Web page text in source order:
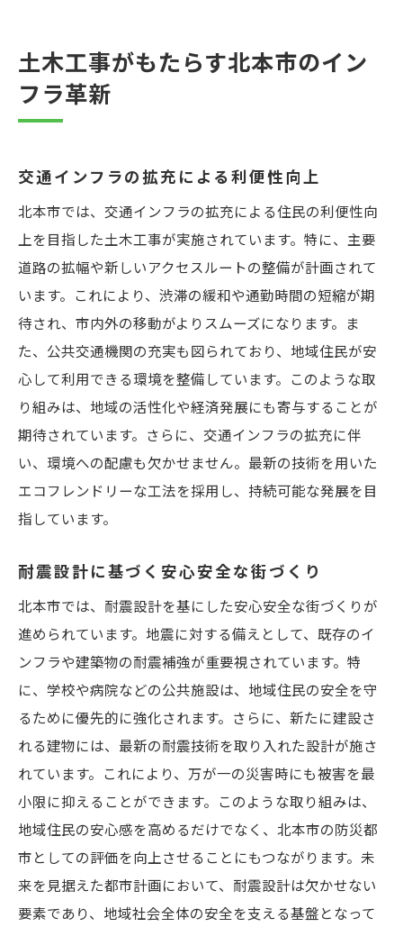
土木工事がもたらす北本市のイン
フラ革新
交通インフラの拡充による利便性向上
北本市では、交通インフラの拡充による住民の利便性向
上を目指した土木工事が実施されています。特に、主要
道路の拡幅や新しいアクセスルートの整備が計画されて
います。これにより、渋滞の緩和や通勤時間の短縮が期
待され、市内外の移動がよりスムーズになります。ま
た、公共交通機関の充実も図られており、地域住民が安
心して利用できる環境を整備しています。このような取
り組みは、地域の活性化や経済発展にも寄与することが
期待されています。さらに、交通インフラの拡充に伴
い、環境への配慮も欠かせません。最新の技術を用いた
エコフレンドリーな工法を採用し、持続可能な発展を目
指しています。
耐震設計に基づく安心安全な街づくり
北本市では、耐震設計を基にした安心安全な街づくりが
進められています。地震に対する備えとして、既存のイ
ンフラや建築物の耐震補強が重要視されています。特
に、学校や病院などの公共施設は、地域住民の安全を守
るために優先的に強化されます。さらに、新たに建設さ
れる建物には、最新の耐震技術を取り入れた設計が施さ
れています。これにより、万が一の災害時にも被害を最
小限に抑えることができます。このような取り組みは、
地域住民の安心感を高めるだけでなく、北本市の防災都
市としての評価を向上させることにもつながります。未
来を見据えた都市計画において、耐震設計は欠かせない
要素であり、地域社会全体の安全を支える基盤となって